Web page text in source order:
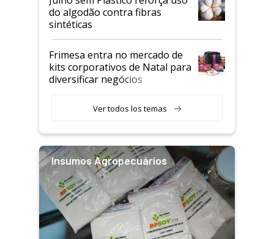
do algodão contra fibras
sintéticas
Frimesa entra no mercado de
kits corporativos de Natal para
diversificar negócios
Ver todos los temas
Insumos Agropecuários